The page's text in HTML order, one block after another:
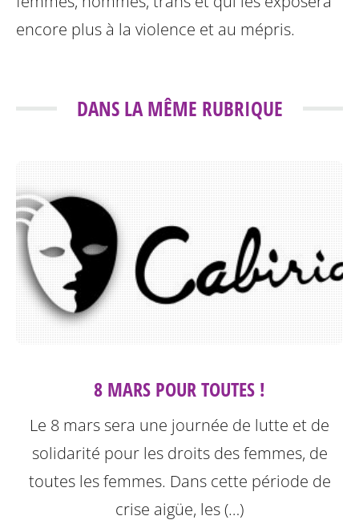
encore plus à la violence et au mépris.
DANS LA MÊME RUBRIQUE
8 MARS POUR TOUTES !
Le 8 mars sera une journée de lutte et de
solidarité pour les droits des femmes, de
toutes les femmes. Dans cette période de
crise aigüe, les (…)